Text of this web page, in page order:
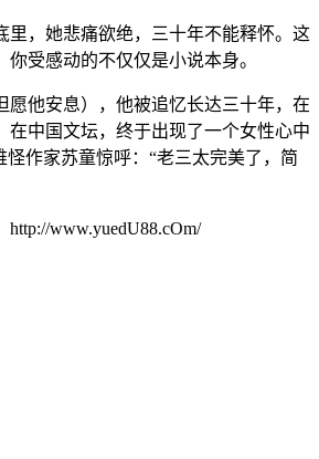
里，她悲痛欲绝，三十年不能释怀。这
受感动的不仅仅是小说本身。
愿他安息），他被追忆长达三十年，在
在中国文坛，终于出现了一个女性心中
怪作家苏童惊呼：“老三太完美了，简
http://www.yuedU88.cOm/